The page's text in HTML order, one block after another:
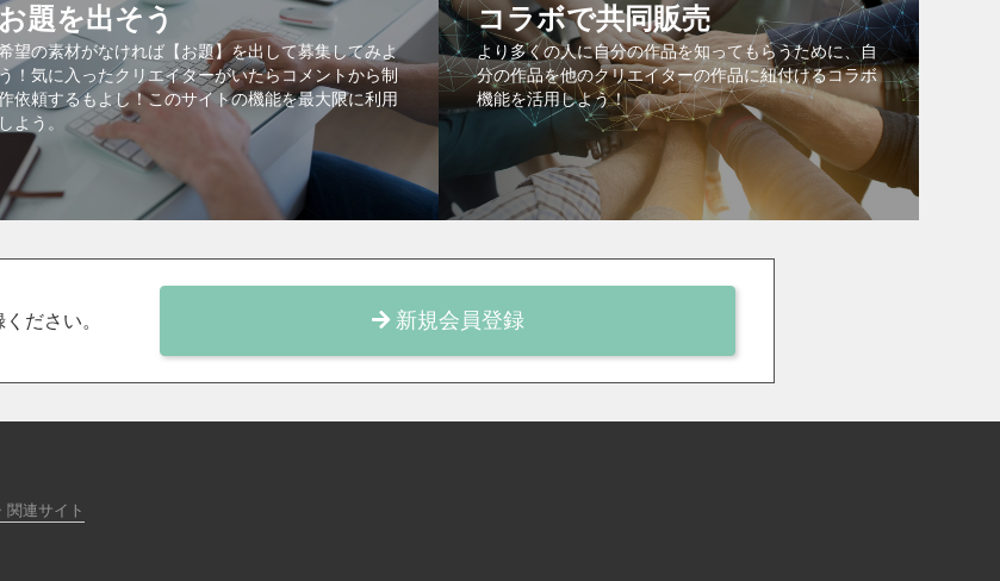
お題を出そう
望の素材がなければ【お題】を出して募集してみよ
！気に入ったクリエイターがいたらコメントから制
依頼するもよし！このサイトの機能を最大限に利用
しよう。
コラボで共同販売
より多くの人に自分の作品を知ってもらうために、自
分の作品を他のクリエイターの作品に紐付けるコラボ
機能を活用しよう！
ださい。 新規会員登録
関連サイト